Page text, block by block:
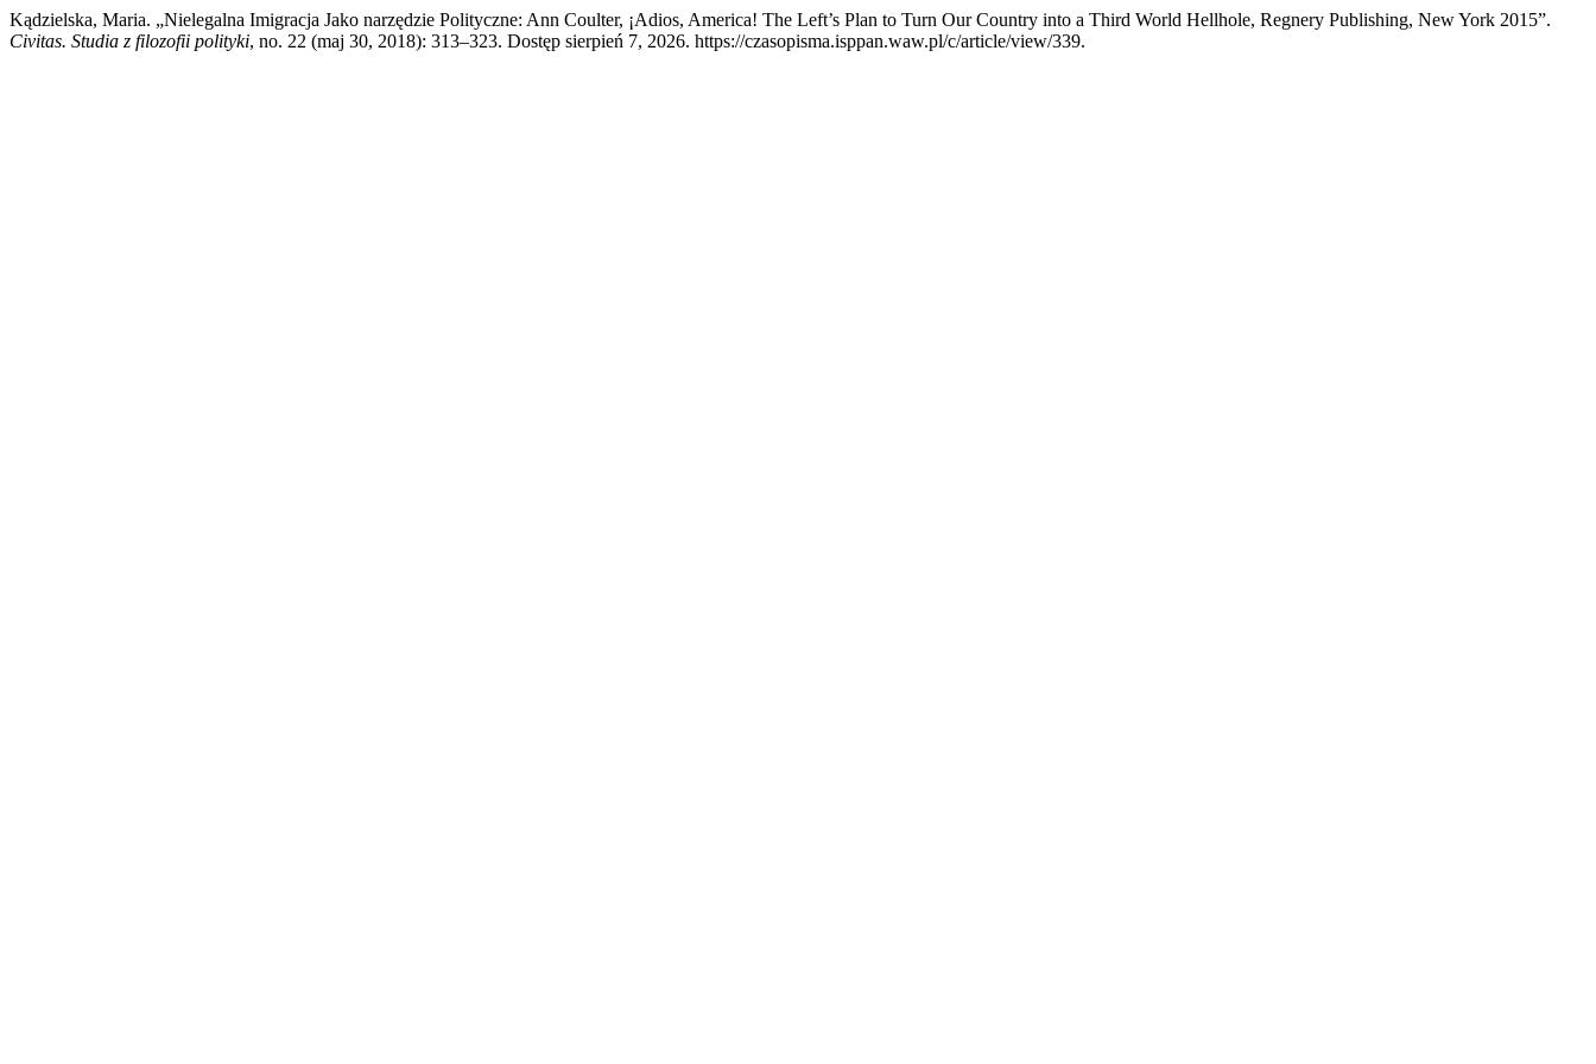
Kądzielska, Maria. „Nielegalna Imigracja Jako narzędzie Polityczne: Ann Coulter, ¡Adios, America! The Left’s Plan to Turn Our Country into a Third World Hellhole, Regnery Publishing, New York 2015”.
Civitas. Studia z filozofii polityki, no. 22 (maj 30, 2018): 313–323. Dostęp sierpień 7, 2026. https://czasopisma.isppan.waw.pl/c/article/view/339.